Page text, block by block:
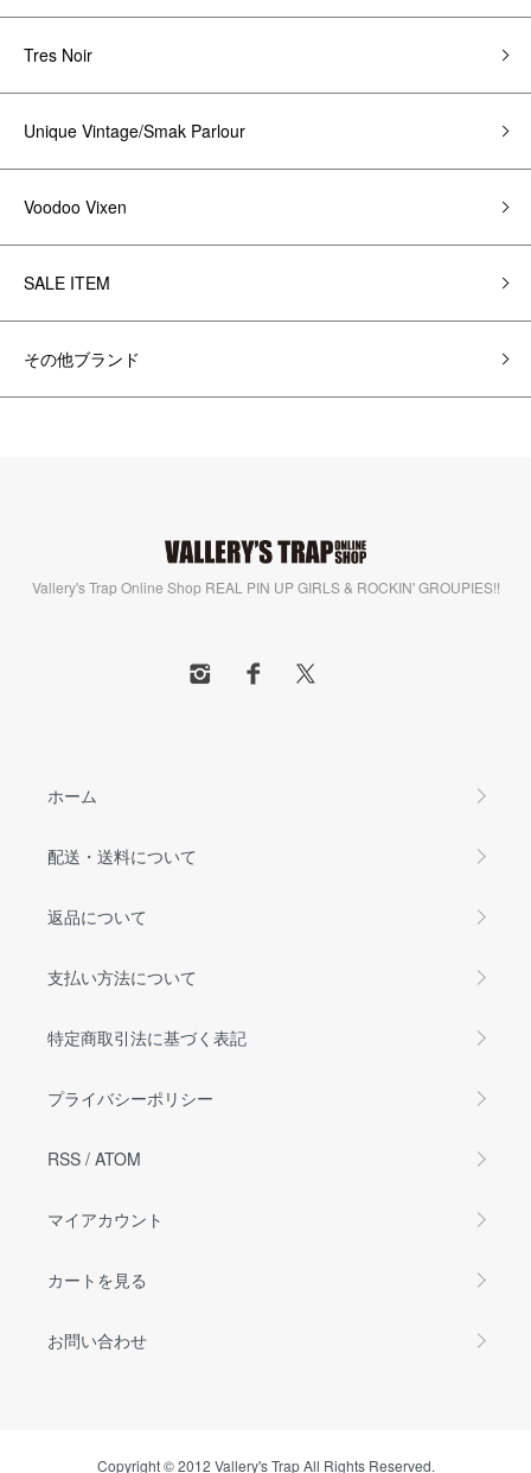
Tres Noir
Unique Vintage/Smak Parlour
Voodoo Vixen
SALE ITEM
その他ブランド
Vallery's Trap Online Shop REAL PIN UP GIRLS & ROCKIN' GROUPIES!!
ホーム
配送・送料について
返品について
支払い方法について
特定商取引法に基づく表記
プライバシーポリシー
RSS / ATOM
マイアカウント
カートを見る
お問い合わせ
Copyright © 2012 Vallery's Trap All Rights Reserved.